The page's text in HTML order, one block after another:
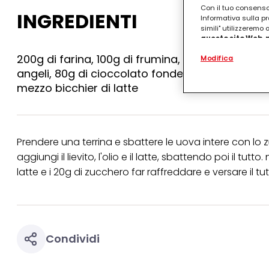
INGREDIENTI
200g di farina, 100g di frumina, 300g di
angeli, 80g di cioccolato fondente con 20g di
mezzo bicchier di latte
Prendere una terrina e sbattere le uova intere con
aggiungi il lievito, l'olio e il latte, sbattendo poi il
latte e i 20g di zucchero far raffreddare e versare il
Condividi
Con il tuo
Informativa sulla
simili" utilizzeremo
questo sito
.
(rispettivamente
terzi, conservare
collegata nel piè di
qualsiasi
collegata nel piè di
periodo di
Modifica